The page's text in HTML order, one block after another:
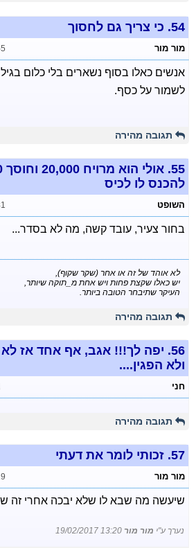
54. כי צריך גם לחסוך
מור מור
אנשים כאלו בסוף נשארים בלי כלום
לשמור על כסף.
תגובה מהירה
55.
להכנס לו לכיס
השופט
בחור צעיר, עובד קשה, מה לא בסדר...
לא אוהד של זה או אחר (שקר שקוף),
יש כאלו שקצת פחות ויש אחת מ_תוקה שיותר,
העיקר שתיבחר הטובה ביותר.
תגובה מהירה
56. יפה לך!!! אגב, אף אחד אז לא
ולא הפגין....
חני
תגובה מהירה
57. זכותי לומר את דעתי
מור מור
שיעשה מה שבא לו שלא יבכה אחרי זה
נערך ע"י מור מור 19/02/2017 13:20